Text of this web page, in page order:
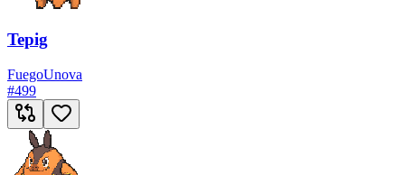
Tepig
FuegoUnova
#499